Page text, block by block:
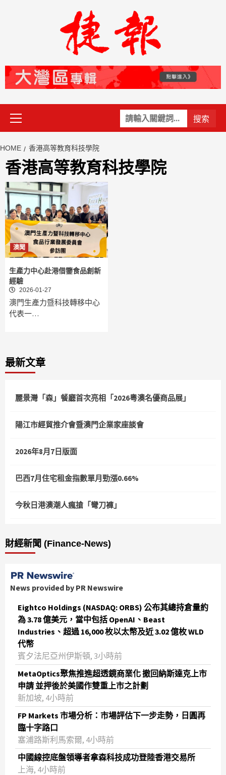
關
鍵
Primary
Menu
HOME 香港高等教育科技學院
香港高等教育科技學院
澳聞
生產力中心赴港借鑒食品創新
經驗
2026-01-27
澳門生產力暨科技轉移中心
代表一…
最新文章
麗景灣「森」餐廳首次亮相「2026粵澳名優商品展」
陽江市經貿推介會暨澳門企業家座談會
2026年8月7日版面
巴西7月住宅租金指數單月勁漲0.66%
今秋日港澳潮人瘋搶「彎刀褲」
財經新聞 (Finance-News)
News provided by PR Newswire
Eightco Holdings (NASDAQ: ORBS) 公布其總持倉量約
為 3.78 億美元，當中包括 OpenAI、Beast
Industries、超過 16,000 枚以太幣及近 3.02 億枚 WLD
代幣
賓夕法尼亞州伊斯頓, 3小時前
MetaOptics聚焦推進超透鏡商業化 撤回納斯達克上市
申請 並押後於美國作雙重上市之計劃
新加坡, 4小時前
FP Markets 市場分析：市場評估下一步走勢，日圓再
臨十字路口
塞浦路斯利馬索爾, 4小時前
中國線控底盤領導者拿森科技成功登陸香港交易所
上海, 4小時前